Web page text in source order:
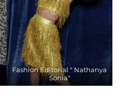
Fashion Editorial " Nathanya
Sonia"